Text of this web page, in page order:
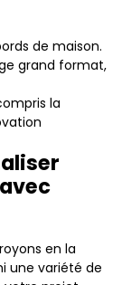
de maison.
grand format,
la
en la
une variété de